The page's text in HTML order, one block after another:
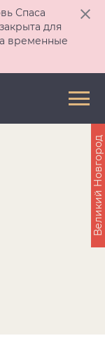
Спаса
для
временные
Великий Новгород